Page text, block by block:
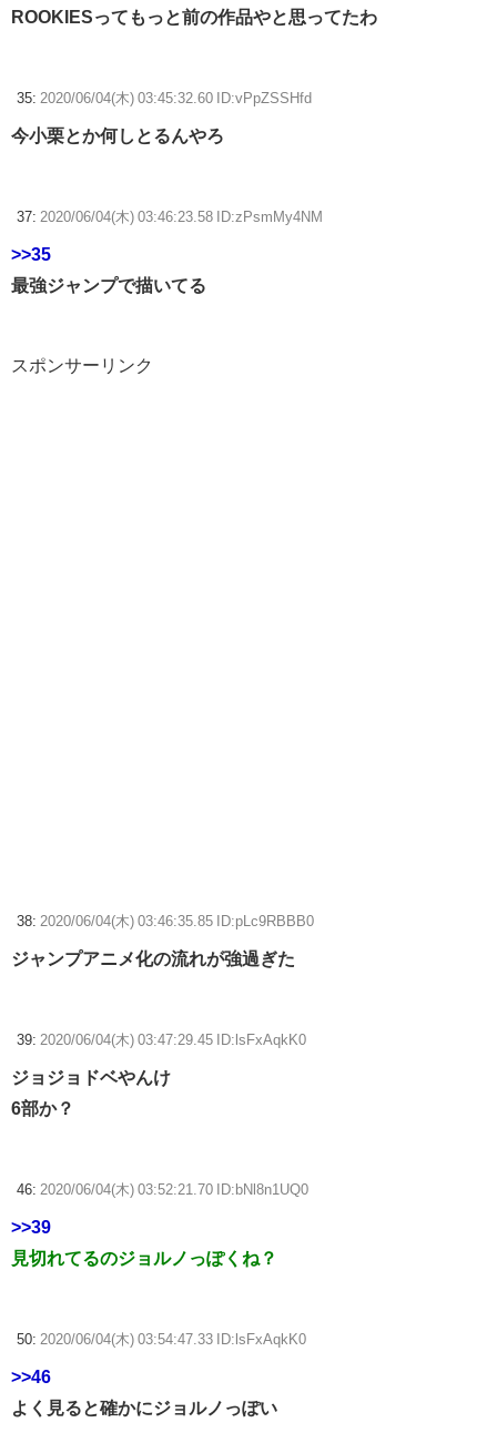
ROOKIESってもっと前の作品やと思ってたわ
35: 2020/06/04(木) 03:45:32.60 ID:vPpZSSHfd
今小栗とか何しとるんやろ
37: 2020/06/04(木) 03:46:23.58 ID:zPsmMy4NM
>>35
最強ジャンプで描いてる
スポンサーリンク
38: 2020/06/04(木) 03:46:35.85 ID:pLc9RBBB0
ジャンプアニメ化の流れが強過ぎた
39: 2020/06/04(木) 03:47:29.45 ID:lsFxAqkK0
ジョジョドベやんけ
6部か？
46: 2020/06/04(木) 03:52:21.70 ID:bNl8n1UQ0
>>39
見切れてるのジョルノっぽくね？
50: 2020/06/04(木) 03:54:47.33 ID:lsFxAqkK0
>>46
よく見ると確かにジョルノっぽい